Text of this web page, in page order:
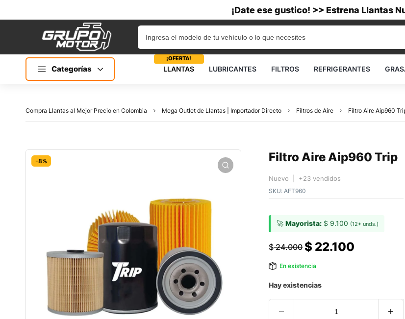
¡Date ese gustico! >> Estrena Llantas
Categorías LLANTAS
¡OFERTA!
LUBRICANTES FILTROS REFRIGERANTES
Compra Llantas al Mejor Precio en Colombia Mega Outlet de Llantas | Importador Directo Filtros de Aire Filtro Aire Aip960
-8% Filtro Aire Aip960 Trip
Nuevo | +23 vendidos
SKU: AFT960
🚀 Mayorista: $ 9.100 (12+ unds.)
$24.000 $ 22.100
En existencia
Hay existencias